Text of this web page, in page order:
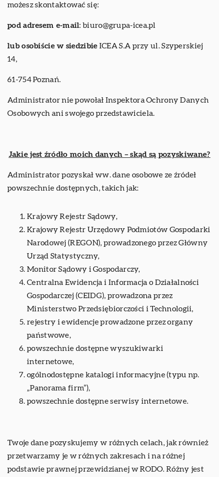
możesz skontaktować się:
pod adresem e-mail:biuro@grupa-icea.pl
lub osobiście w siedzibie ICEA S.A przy ul. Szyperskiej
14,
61-754 Poznań.
Administrator nie powołał Inspektora Ochrony Danych
Osobowych ani swojego przedstawiciela.
Jakie jest źródło moich danych – skąd są pozyskiwane?
Administrator pozyskał ww. dane osobowe ze źródeł
powszechnie dostępnych, takich jak:
Krajowy Rejestr Sądowy,
Krajowy Rejestr Urzędowy Podmiotów Gospodarki
Narodowej (REGON), prowadzonego przez Główny
Urząd Statystyczny,
Monitor Sądowy i Gospodarczy,
Centralna Ewidencja i Informacja o Działalności
Gospodarczej (CEIDG), prowadzona przez
Ministerstwo Przedsiębiorczości i Technologii,
rejestry i ewidencje prowadzone przez organy
państwowe,
powszechnie dostępne wyszukiwarki
internetowe,
ogólnodostępne katalogi informacyjne (typu np.
„Panorama firm”),
powszechnie dostępne serwisy internetowe.
Twoje dane pozyskujemy w różnych celach, jak również
przetwarzamy je w różnych zakresach i na różnej
podstawie prawnej przewidzianej w RODO. Różny jest